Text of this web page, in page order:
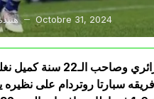
— Octobre 31, 2024
حقق الدولي الجزائري وصاحب
سبارتا روتردام على